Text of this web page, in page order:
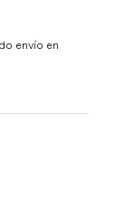
envío en